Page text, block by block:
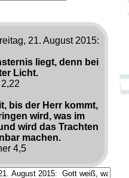
21. August 2015:
liegt, denn bei
Licht.
bis der Herr kommt,
wird, was im
wird das Trachten
machen.
4,5